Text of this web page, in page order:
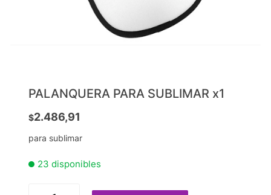
PALANQUERA PARA SUBLIMAR x1
$2.486,91
para sublimar
23 disponibles